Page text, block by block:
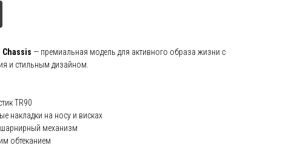
— премиальная модель для активного образа жизни с
и стильным дизайном.
TR90
накладки на носу и висках
механизм
обтеканием